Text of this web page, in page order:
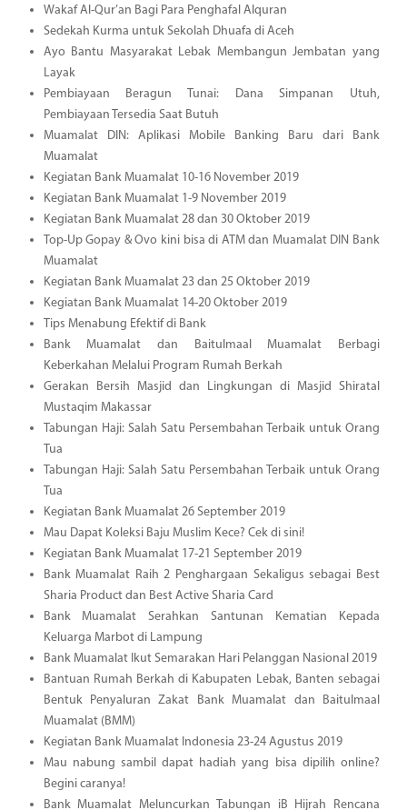
Wakaf Al-Qur’an Bagi Para Penghafal Alquran
Sedekah Kurma untuk Sekolah Dhuafa di Aceh
Ayo Bantu Masyarakat Lebak Membangun Jembatan yang
Layak
Pembiayaan Beragun Tunai: Dana Simpanan Utuh,
Pembiayaan Tersedia Saat Butuh
Muamalat DIN: Aplikasi Mobile Banking Baru dari Bank
Muamalat
Kegiatan Bank Muamalat 10-16 November 2019
Kegiatan Bank Muamalat 1-9 November 2019
Kegiatan Bank Muamalat 28 dan 30 Oktober 2019
Top-Up Gopay & Ovo kini bisa di ATM dan Muamalat DIN Bank
Muamalat
Kegiatan Bank Muamalat 23 dan 25 Oktober 2019
Kegiatan Bank Muamalat 14-20 Oktober 2019
Tips Menabung Efektif di Bank
Bank Muamalat dan Baitulmaal Muamalat Berbagi
Keberkahan Melalui Program Rumah Berkah
Gerakan Bersih Masjid dan Lingkungan di Masjid Shiratal
Mustaqim Makassar
Tabungan Haji: Salah Satu Persembahan Terbaik untuk Orang
Tua
Tabungan Haji: Salah Satu Persembahan Terbaik untuk Orang
Tua
Kegiatan Bank Muamalat 26 September 2019
Mau Dapat Koleksi Baju Muslim Kece? Cek di sini!
Kegiatan Bank Muamalat 17-21 September 2019
Bank Muamalat Raih 2 Penghargaan Sekaligus sebagai Best
Sharia Product dan Best Active Sharia Card
Bank Muamalat Serahkan Santunan Kematian Kepada
Keluarga Marbot di Lampung
Bank Muamalat Ikut Semarakan Hari Pelanggan Nasional 2019
Bantuan Rumah Berkah di Kabupaten Lebak, Banten sebagai
Bentuk Penyaluran Zakat Bank Muamalat dan Baitulmaal
Muamalat (BMM)
Kegiatan Bank Muamalat Indonesia 23-24 Agustus 2019
Mau nabung sambil dapat hadiah yang bisa dipilih online?
Begini caranya!
Bank Muamalat Meluncurkan Tabungan iB Hijrah Rencana